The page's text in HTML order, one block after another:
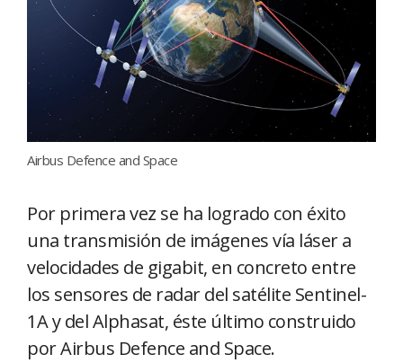
Airbus Defence and Space
Por primera vez se ha logrado con éxito
una transmisión de imágenes vía láser a
velocidades de gigabit, en concreto entre
los sensores de radar del satélite Sentinel-
1A y del Alphasat, éste último construido
por Airbus Defence and Space.